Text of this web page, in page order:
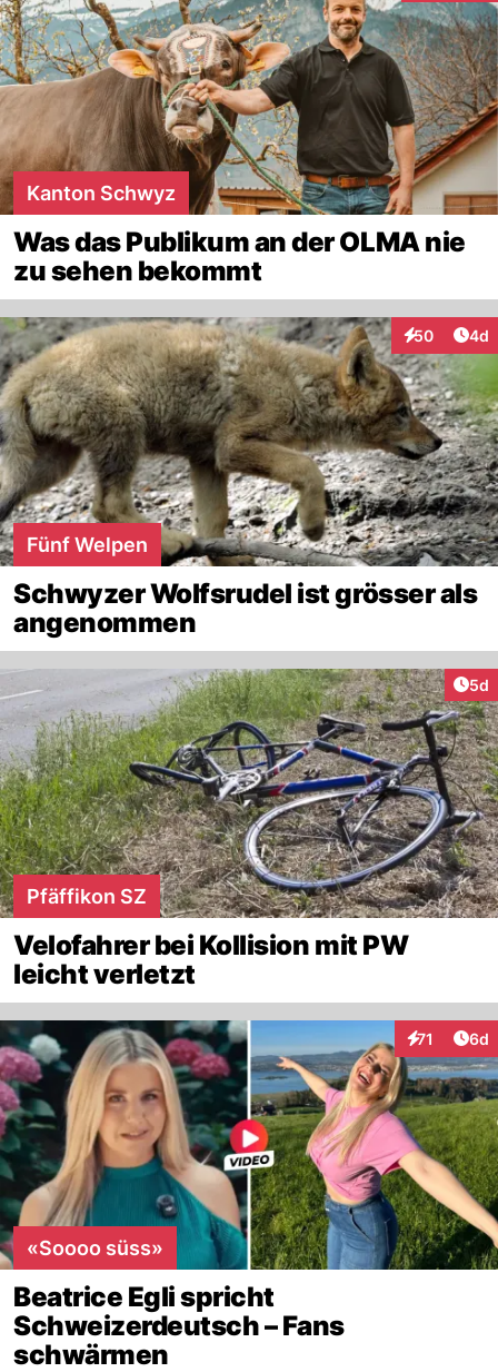
Kanton Schwyz
Was das Publikum an der OLMA nie
zu sehen bekommt
50
Interaktionen
4d
Fünf Welpen
Schwyzer Wolfsrudel ist grösser als
angenommen
5d
Pfäffikon SZ
Velofahrer bei Kollision mit PW
leicht verletzt
71 6d
«Soooo süss»
Beatrice Egli spricht
Schweizerdeutsch – Fans
schwärmen